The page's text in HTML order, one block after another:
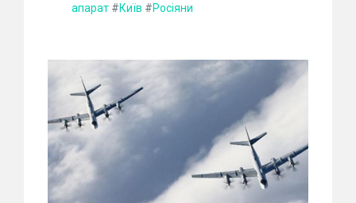
апарат #Київ #Росіяни